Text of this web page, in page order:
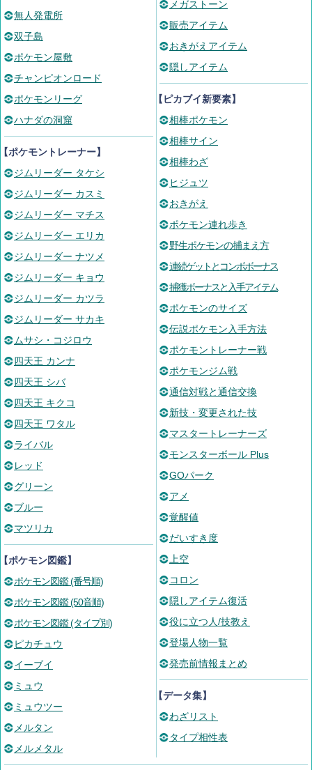
無人発電所
双子島
ポケモン屋敷
チャンピオンロード
ポケモンリーグ
ハナダの洞窟
ポケモントレーナー】
ジムリーダー タケシ
ジムリーダー カスミ
ジムリーダー マチス
ジムリーダー エリカ
ジムリーダー ナツメ
ジムリーダー キョウ
ジムリーダー カツラ
ジムリーダー サカキ
ムサシ・コジロウ
四天王 カンナ
四天王 シバ
四天王 キクコ
四天王 ワタル
ライバル
レッド
グリーン
ブルー
マツリカ
ポケモン図鑑】
ポケモン図鑑 (番号順)
ポケモン図鑑 (50音順)
ポケモン図鑑 (タイプ別)
ピカチュウ
イーブイ
ミュウ
ミュウツー
メルタン
メルメタル
メガストーン
販売アイテム
おきがえアイテム
隠しアイテム
【ピカブイ新要素】
相棒ポケモン
相棒サイン
相棒わざ
ヒジュツ
おきがえ
ポケモン連れ歩き
野生ポケモンの捕まえ方
連続ゲットとコンボボーナス
捕獲ボーナスと入手アイテム
ポケモンのサイズ
伝説ポケモン入手方法
ポケモントレーナー戦
ポケモンジム戦
通信対戦と通信交換
新技・変更された技
マスタートレーナーズ
モンスターボール Plus
GOパーク
アメ
覚醒値
だいすき度
上空
コロン
隠しアイテム復活
役に立つ人/技教え
登場人物一覧
発売前情報まとめ
【データ集】
わざリスト
タイプ相性表